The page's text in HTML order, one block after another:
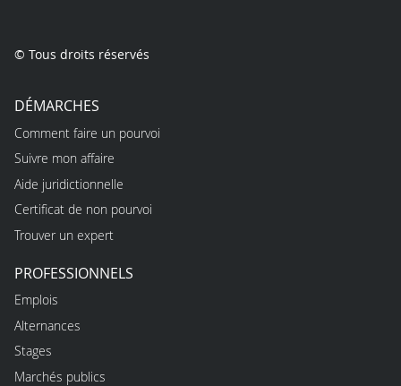
© Tous droits réservés
DÉMARCHES
Comment faire un pourvoi
Suivre mon affaire
Aide juridictionnelle
Certificat de non pourvoi
Trouver un expert
PROFESSIONNELS
Emplois
Alternances
Stages
Marchés publics